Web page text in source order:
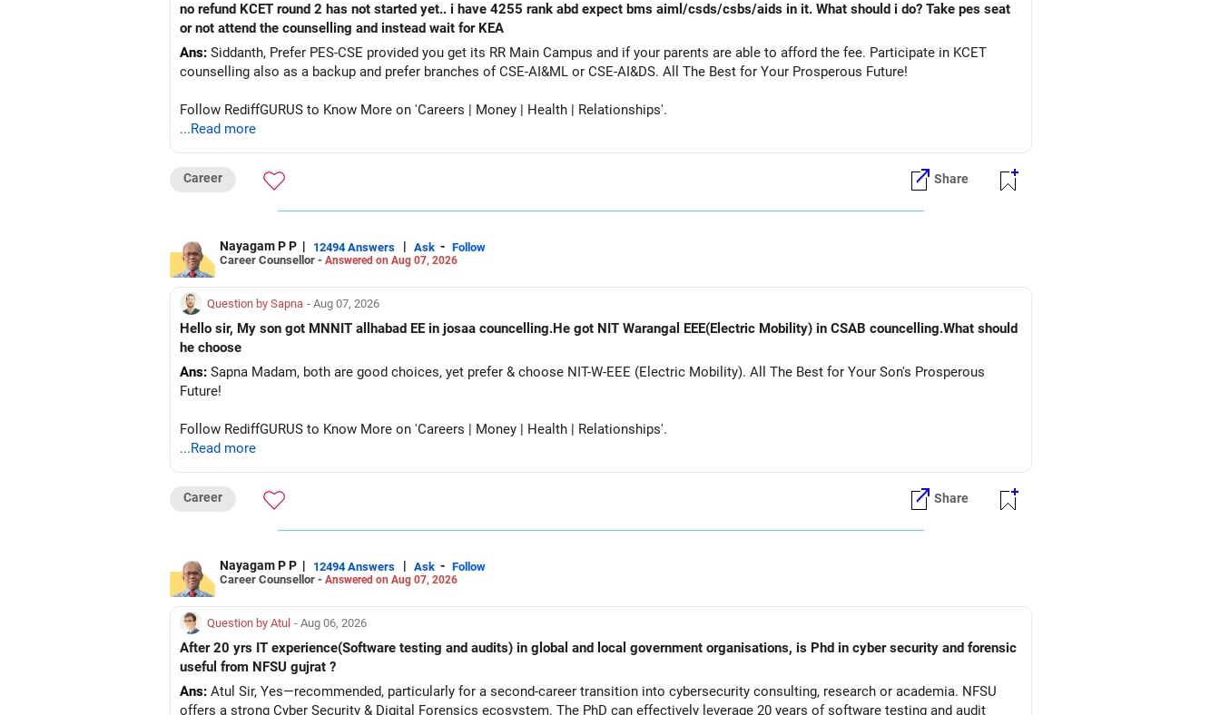
no refund KCET round 2 has not started yet.. i have 4255 rank abd expect bms aiml/csds/csbs/aids in it. What should i do? Take pes seat
or not attend the counselling and instead wait for KEA
Ans: Siddanth, Prefer PES-CSE provided you get its RR Main Campus and if your parents are able to afford the fee. Participate in KCET
counselling also as a backup and prefer branches of CSE-AI&ML or CSE-AI&DS. All The Best for Your Prosperous Future!
Follow RediffGURUS to Know More on 'Careers | Money | Health | Relationships'.
...Read more
Career Share
Nayagam P P | 12494 Answers | Ask - Follow
Career Counsellor - Answered on Aug 07, 2026
Question by Sapna - Aug 07, 2026
Hello sir, My son got MNNIT allhabad EE in josaa councelling.He got NIT Warangal EEE(Electric Mobility) in CSAB councelling.What should
he choose
Ans: Sapna Madam, both are good choices, yet prefer & choose NIT-W-EEE (Electric Mobility). All The Best for Your Son's Prosperous
Future!
Follow RediffGURUS to Know More on 'Careers | Money | Health | Relationships'.
...Read more
Career Share
Nayagam P P | 12494 Answers | Ask - Follow
Career Counsellor - Answered on Aug 07, 2026
Question by Atul - Aug 06, 2026
After 20 yrs IT experience(Software testing and audits) in global and local government organisations, is Phd in cyber security and forensic
useful from NFSU gujrat ?
Ans: Atul Sir, Yes—recommended, particularly for a second-career transition into cybersecurity consulting, research or academia. NFSU
offers a strong Cyber Security & Digital Forensics ecosystem. The PhD can effectively leverage 20 years of software testing and audit